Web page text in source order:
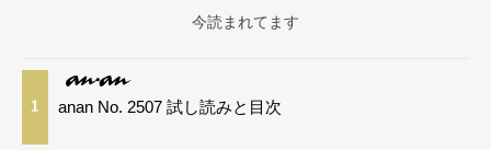
今読まれてます
1 anan No. 2507 試し読みと目次